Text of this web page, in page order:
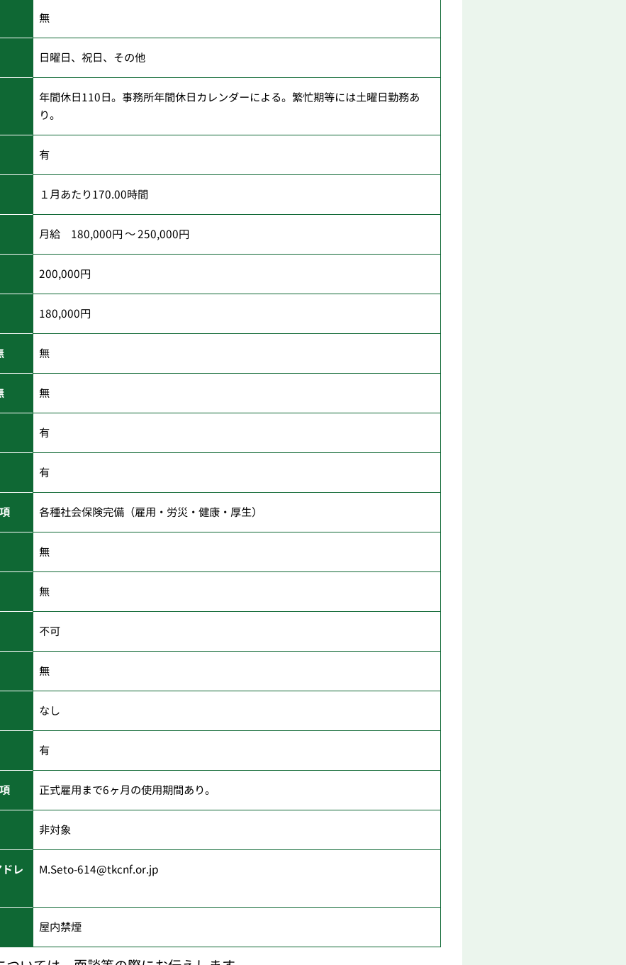
無
日曜日、祝日、その他
年間休日110日。事務所年間休日カレンダーによる。繁忙期等には土曜日勤務あ
り。
有
１月あたり170.00時間
月給 180,000円 ～ 250,000円
200,000円
180,000円
無
無
有
有
各種社会保険完備（雇用・労災・健康・厚生）
無
無
不可
無
なし
有
正式雇用まで6ヶ月の使用期間あり。
非対象
レ
M.Seto-614@tkcnf.or.jp
屋内禁煙